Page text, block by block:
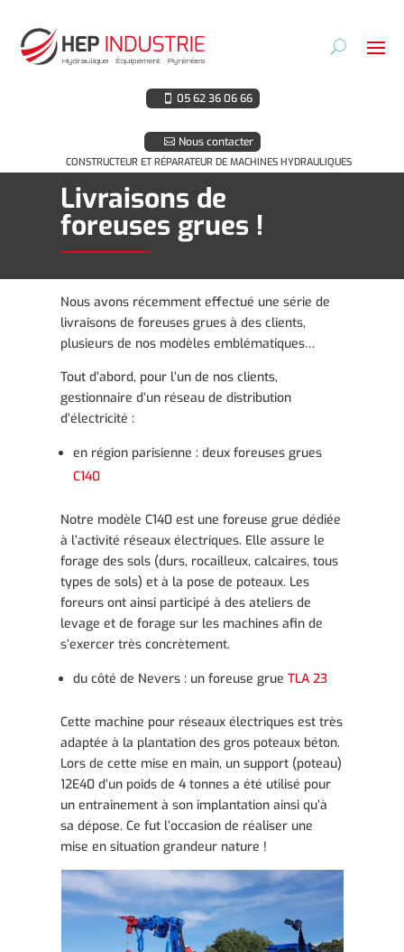
05 62 36 06 66
Nous contacter
CONSTRUCTEUR ET RÉPARATEUR DE MACHINES HYDRAULIQUES
Livraisons de
foreuses grues !
Nous avons récemment effectué une série de
livraisons de foreuses grues à des clients,
plusieurs de nos modèles emblématiques…
Tout d’abord, pour l’un de nos clients,
gestionnaire d’un réseau de distribution
d’électricité :
en région parisienne : deux foreuses grues
C140
Notre modèle C140 est une foreuse grue dédiée
à l’activité réseaux électriques. Elle assure le
forage des sols (durs, rocailleux, calcaires, tous
types de sols) et à la pose de poteaux. Les
foreurs ont ainsi participé à des ateliers de
levage et de forage sur les machines afin de
s’exercer très concrètement.
du côté de Nevers : un foreuse grueTLA 23
Cette machine pour réseaux électriques est très
adaptée à la plantation des gros poteaux béton.
Lors de cette mise en main, un support (poteau)
12E40 d’un poids de 4 tonnes a été utilisé pour
un entrainement à son implantation ainsi qu’à
sa dépose. Ce fut l’occasion de réaliser une
mise en situation grandeur nature !